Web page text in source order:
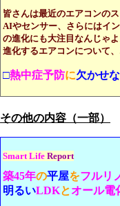
皆さんは最近のエアコンの
AIやセンサー、さらにはイ
の進化にも大注目なんじゃよ
進化するエアコンについて
□熱中症予防に欠かせ
その他の内容（一部）
Smart Life Report
築45年の平屋をフルリ
明るいLDKとオール電